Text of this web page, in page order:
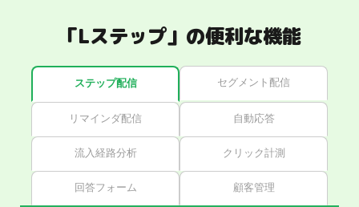
「Lステップ」の便利な機能
ステップ配信 セグメント配信
リマインダ配信 自動応答
流入経路分析 クリック計測
回答フォーム 顧客管理